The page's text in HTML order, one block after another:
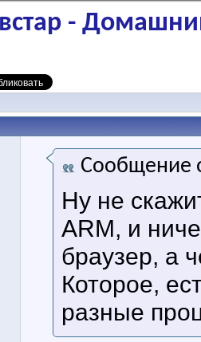
-
Сообщение
Ну не
ARM, и
браузер, а
Которое,
разные